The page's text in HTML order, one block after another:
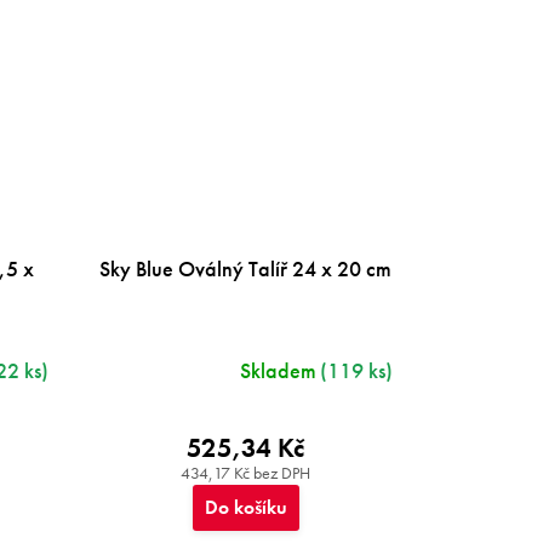
x
ks)
Sky Blue Oválný Talíř 24 x 20 cm
Skladem (119 ks)
434,17 Kč bez DPH
525,34 Kč
Do košíku